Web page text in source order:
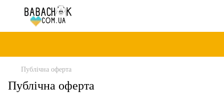
Публічна оферта
Публічна оферта